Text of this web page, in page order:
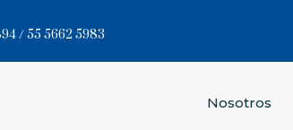
/ 55 5662 5983
Nosotros